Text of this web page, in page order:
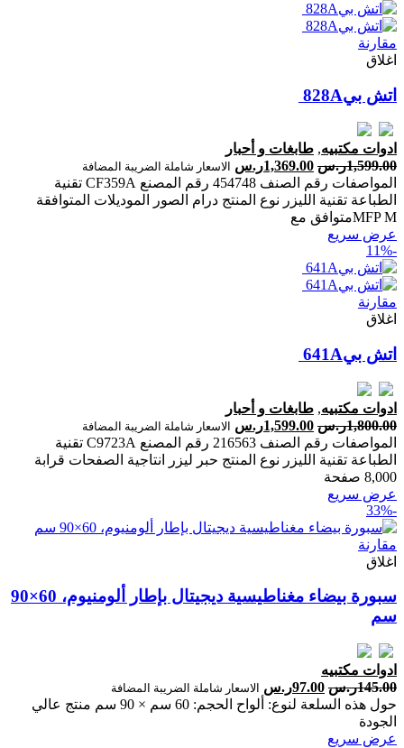
مقارنة
اغلاق
ادوات مكتبيه, طابغات و أحبار
1,599.00ر.س 1,369.00ر.س الاسعار شاملة الضريبة المضافة
المواصفات رقم الصنف 454748 رقم المصنع CF359A تقنية
الطباعة تقنية الليزر نوع المنتج درام الصور الموديلات المتوافقة
MFP Mمتوافق مع
عرض سريع
-11%
مقارنة
اغلاق
ادوات مكتبيه, طابغات و أحبار
1,800.00ر.س 1,599.00ر.س الاسعار شاملة الضريبة المضافة
المواصفات رقم الصنف 216563 رقم المصنع C9723A تقنية
الطباعة تقنية الليزر نوع المنتج حبر ليزر انتاجية الصفحات ‎قرابة
8,000 صفحة‎
عرض سريع
-33%
مقارنة
اغلاق
سبورة بيضاء مغناطيسية ديجيتال بإطار ألومنيوم، 60×90
سم
ادوات مكتبيه
145.00ر.س 97.00ر.س الاسعار شاملة الضريبة المضافة
حول هذه السلعة لنوع: ألواح الحجم: 60 سم × 90 سم منتج عالي
الجودة
عرض سريع